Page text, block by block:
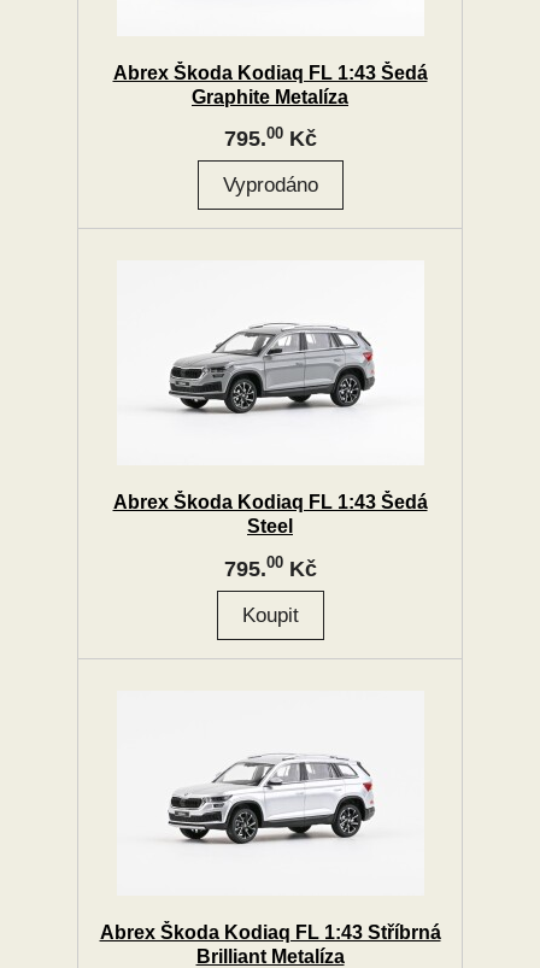
Abrex Škoda Kodiaq FL 1:43 Šedá
Graphite Metalíza
795.00Kč
Abrex Škoda Kodiaq FL 1:43 Šedá
Steel
795.00Kč
Abrex Škoda Kodiaq FL 1:43 Stříbrná
Brilliant Metalíza